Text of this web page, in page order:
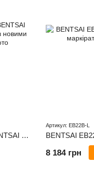
Термоструменевий маркувальник BENTSAI B45: Підвищена ефективність у друці з новими можливостями (50.8 мм)
Артикул: EB22B-L
8 184 грн